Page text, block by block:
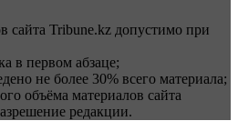
сайта Tribune.kz допустимо при
в первом абзаце;
не более 30% всего материала;
объёма материалов сайта
редакции.